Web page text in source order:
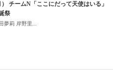
チームN「ここにだって天使はいる」
祭
夢莉 岸野里...